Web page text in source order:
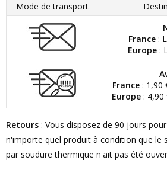
Mode de transport
France :
Europe:
France : 1,90
Europe: 4,90
Retours : Vous disposez de 90 jours
n'importe quel produit à condition que le
par soudure thermique n'ait pas été